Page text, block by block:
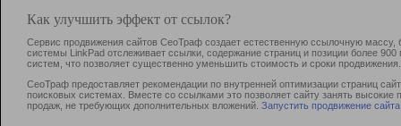
Как улучшить эффект от ссылок?
Сервис продвижения сайтов СеоТраф создает естественную ссылочную
системы LinkPad отслеживает ссылки, содержание страниц и позиции более
систем, что позволяет существенно уменьшить стоимость и сроки продвижения.
СеоТраф предоставляет рекомендации по внутренней оптимизации страниц
поисковых системах. Вместе со ссылками это позволяет сайту занять
продаж, не требующих дополнительных вложений. Запустить продвижение сайта